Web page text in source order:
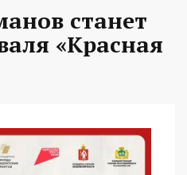
станет
«Красная